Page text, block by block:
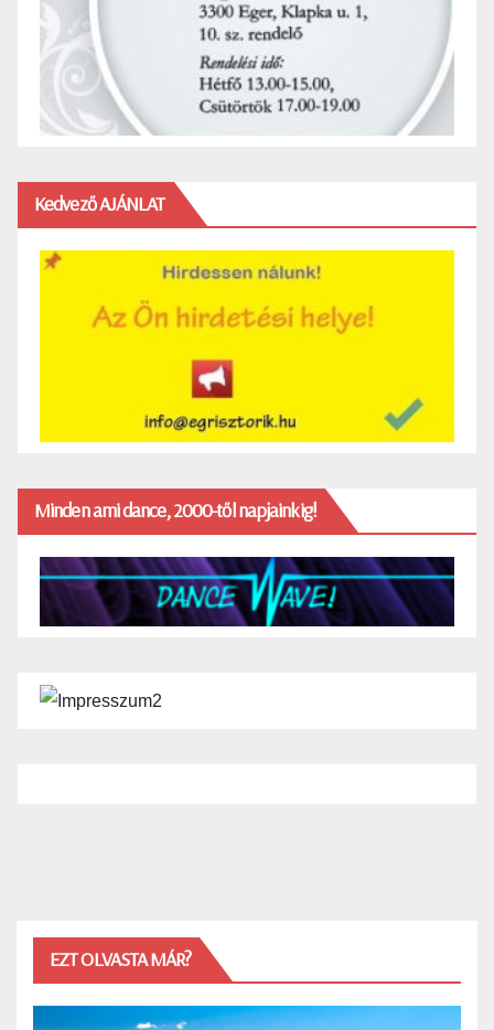
Kedvező AJÁNLAT
Minden ami dance, 2000-től napjainkig!
EZT OLVASTA MÁR?